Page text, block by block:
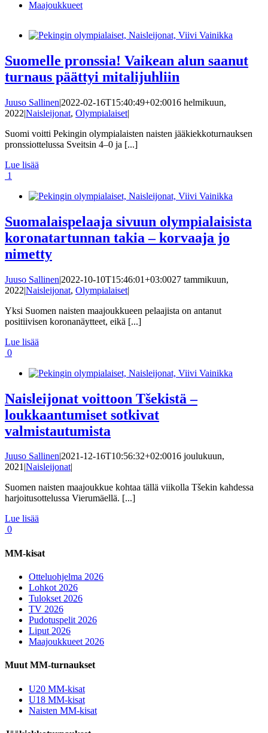
Maajoukkueet
Suomelle pronssia! Vaikean alun saanut
turnaus päättyi mitalijuhliin
Juuso Sallinen|2022-02-16T15:40:49+02:0016 helmikuun,
2022|Naisleijonat, Olympialaiset|
Suomi voitti Pekingin olympialaisten naisten jääkiekkoturnauksen
pronssiottelussa Sveitsin 4–0 ja [...]
Lue lisää
1
Suomalaispelaaja sivuun olympialaisista
koronatartunnan takia – korvaaja jo
nimetty
Juuso Sallinen|2022-10-10T15:46:01+03:0027 tammikuun,
2022|Naisleijonat, Olympialaiset|
Yksi Suomen naisten maajoukkueen pelaajista on antanut
positiivisen koronanäytteet, eikä [...]
Lue lisää
0
Naisleijonat voittoon Tšekistä –
loukkaantumiset sotkivat
valmistautumista
Juuso Sallinen|2021-12-16T10:56:32+02:0016 joulukuun,
2021|Naisleijonat|
Suomen naisten maajoukkue kohtaa tällä viikolla Tšekin kahdessa
harjoitusottelussa Vierumäellä. [...]
Lue lisää
0
MM-kisat
Otteluohjelma 2026
Lohkot 2026
Tulokset 2026
TV 2026
Pudotuspelit 2026
Liput 2026
Maajoukkueet 2026
Muut MM-turnaukset
U20 MM-kisat
U18 MM-kisat
Naisten MM-kisat